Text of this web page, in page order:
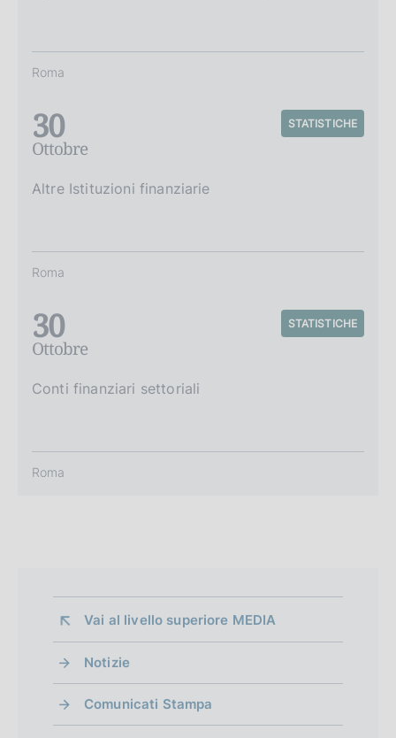
Roma
30
Ottobre
STATISTICHE
Altre Istituzioni finanziarie
Roma
30
Ottobre
STATISTICHE
Conti finanziari settoriali
Roma
Vai al livello superiore MEDIA
Notizie
Comunicati Stampa